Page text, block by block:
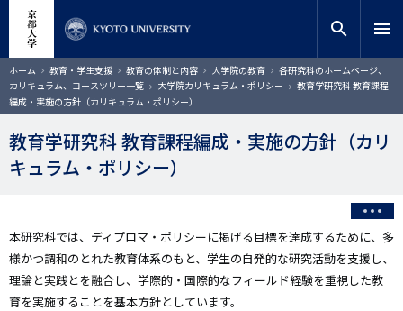
コ
ン
テ
ン
ツ
に
移
サイト内検索
検索
search menu
ホーム 教育・学生支援 教育の体制と内容 大学院の教育
各研究科のホームページ、
カリキュラム、コースツリー一覧
大学院カリキュラム・ポリシー
教育学研究科 教育課程
編成・実施の方針（カリキュラム・ポリシー）
教育学研究科 教育課程編成・実施の方針（カリ
キュラム・ポリシー）
本研究科では、ディプロマ・ポリシーに掲げる目標を達成するために、多
様かつ調和のとれた教育体系のもと、学生の自発的な研究活動を支援し、
理論と実践とを融合し、学際的・国際的なフィールド経験を重視した教
育を実施することを基本方針としています。